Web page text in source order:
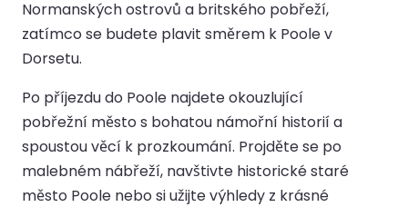
Normanských ostrovů a britského pobřeží,
zatímco se budete plavit směrem k Poole v
Dorsetu.
Po příjezdu do Poole najdete okouzlující
pobřežní město s bohatou námořní historií a
spoustou věcí k prozkoumání. Projděte se po
malebném nábřeží, navštivte historické staré
město Poole nebo si užijte výhledy z krásné